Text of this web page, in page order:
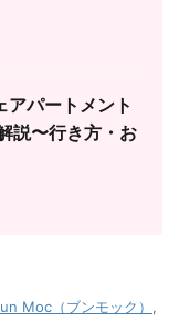
アパートメント
説〜行き方・お
Moc（ブンモック） ,